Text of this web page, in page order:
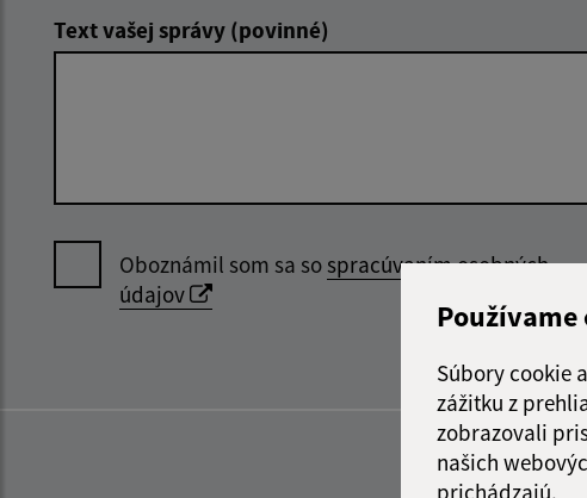
Používame
Súbory cookie
zážitku z
zobrazovali
našich
prichádzajú.
Text vašej správy (povinné)
Oboznámil som sa sospracúvaním osobných
údajov